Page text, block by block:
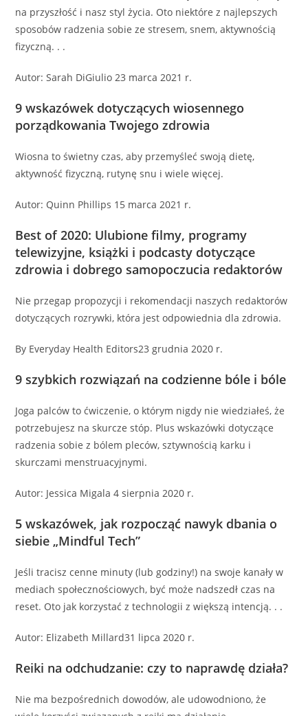
na przyszłość i nasz styl życia. Oto niektóre z najlepszych
sposobów radzenia sobie ze stresem, snem, aktywnością
fizyczną. . .
Autor: Sarah DiGiulio 23 marca 2021 r.
9 wskazówek dotyczących wiosennego
porządkowania Twojego zdrowia
Wiosna to świetny czas, aby przemyśleć swoją dietę,
aktywność fizyczną, rutynę snu i wiele więcej.
Autor: Quinn Phillips 15 marca 2021 r.
Best of 2020: Ulubione filmy, programy
telewizyjne, książki i podcasty dotyczące
zdrowia i dobrego samopoczucia redaktorów
Nie przegap propozycji i rekomendacji naszych redaktorów
dotyczących rozrywki, która jest odpowiednia dla zdrowia.
By Everyday Health Editors23 grudnia 2020 r.
9 szybkich rozwiązań na codzienne bóle i bóle
Joga palców to ćwiczenie, o którym nigdy nie wiedziałeś, że
potrzebujesz na skurcze stóp. Plus wskazówki dotyczące
radzenia sobie z bólem pleców, sztywnością karku i
skurczami menstruacyjnymi.
Autor: Jessica Migala 4 sierpnia 2020 r.
5 wskazówek, jak rozpocząć nawyk dbania o
siebie „Mindful Tech”
Jeśli tracisz cenne minuty (lub godziny!) na swoje kanały w
mediach społecznościowych, być może nadszedł czas na
reset. Oto jak korzystać z technologii z większą intencją. . .
Autor: Elizabeth Millard31 lipca 2020 r.
Reiki na odchudzanie: czy to naprawdę działa?
Nie ma bezpośrednich dowodów, ale udowodniono, że